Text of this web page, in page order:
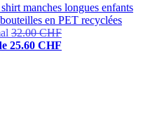
manches longues enfants
en PET recyclées
32.00 CHF
25.60 CHF